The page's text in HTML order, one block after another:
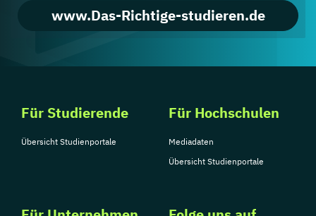
www.Das-Richtige-studieren.de
Für Studierende
Übersicht Studienportale
Für Hochschulen
Mediadaten
Übersicht Studienportale